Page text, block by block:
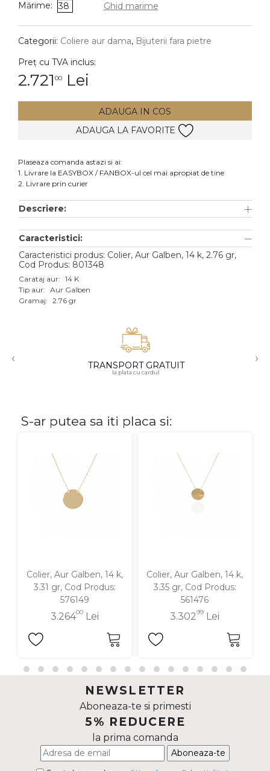
DIAMANTE Vezi toate
Cercei
Accesorii
Aur alb
Aur roz
Aur mixt
18K
Cu pietre
Mărime: 38 Ghid marime
Categorii: Coliere aur dama, Bijuterii fara pietre
Preț cu TVA inclus:
2.721 00 Lei
ADAUGA IN COS
ADAUGA LA FAVORITE
Plaseaza comanda astazi si ai:
1. Livrare la EASYBOX / FANBOX-ul cel mai apropiat de tine
2. Livrare prin curier
Descriere:
Caracteristici:
Caracteristici produs: Colier, Aur Galben, 14 k, 2.76 gr,
Cod Produs: 801348
Carataj aur: 14 K
Tip aur: Aur Galben
Gramaj: 2.76 gr
‹ TRANSPORT GRATUIT
la plata cu cardul
›
S-ar putea sa iti placa si:
Colier, Aur Galben, 14 k,
3.31 gr, Cod Produs:
576149
3.26400 Lei
Colier, Aur Galben, 14 k,
3.35 gr, Cod Produs:
561476
3.30299 Lei
NEWSLETTER
Aboneaza-te si primesti
5% REDUCERE
la prima comanda
Aboneaza-te